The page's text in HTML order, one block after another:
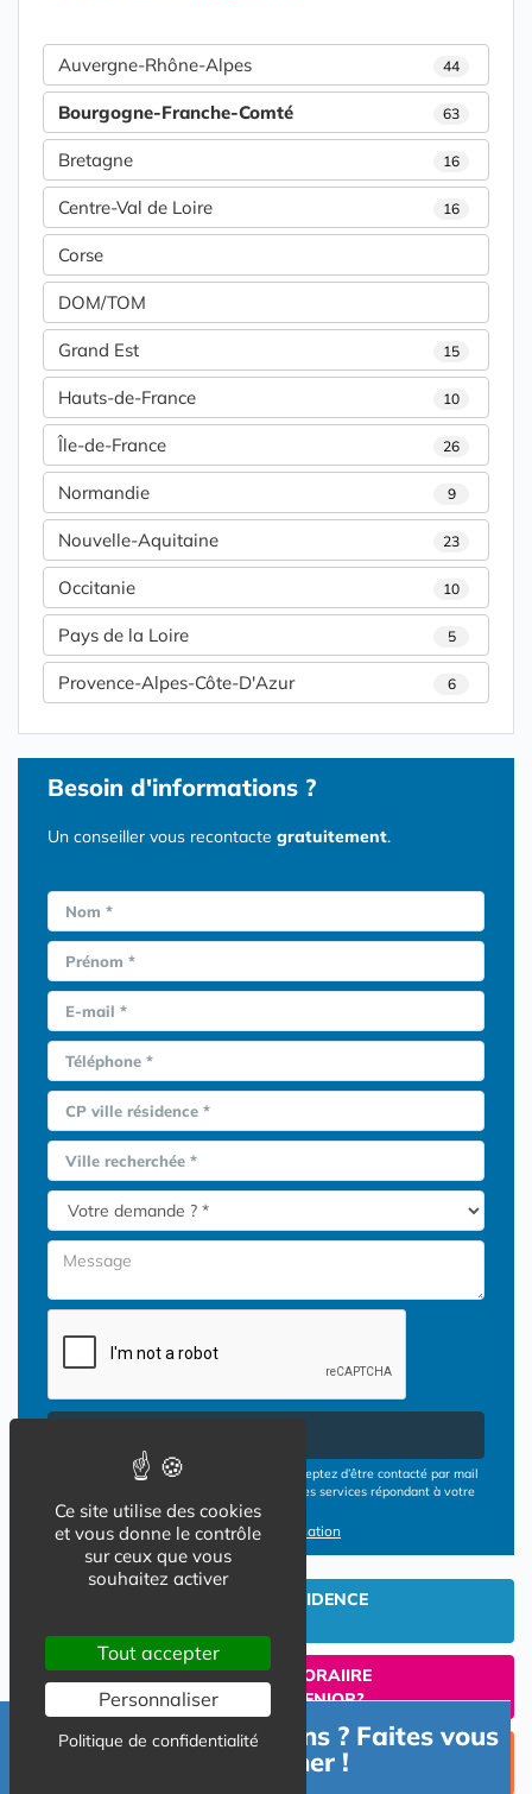
Auvergne-Rhône-Alpes 44
Bourgogne-Franche-Comté 63
Bretagne 16
Centre-Val de Loire 16
Corse
DOM/TOM
Grand Est 15
Hauts-de-France 10
Île-de-France 26
Normandie 9
Nouvelle-Aquitaine 23
Occitanie 10
Pays de la Loire 5
Provence-Alpes-Côte-D'Azur 6
Besoin d'informations ?
Un conseiller vous recontacte gratuitement.
Nom *
Prénom *
E-mail *
Téléphone *
CP ville résidence *
Ville recherchée *
En cliquant sur le bouton ENVOYER vous acceptez d’être contacté par mail
ou téléphone par les opérateurs de résidences services répondant à votre
demande
Conditions d'utilisation
INVESTIR EN RESIDENCE
UN SEJOUR TEMPORAIIRE
EN RESIDENCE SENIOR?
TROUVER UNE PLACE
EN RESIDENCE SENIOR
Besoin d'informations ? Faites vous
accompagner !
Ce site utilise des cookies
et vous donne le contrôle
sur ceux que vous
souhaitez activer
Tout accepter
Personnaliser
Politique de confidentialité